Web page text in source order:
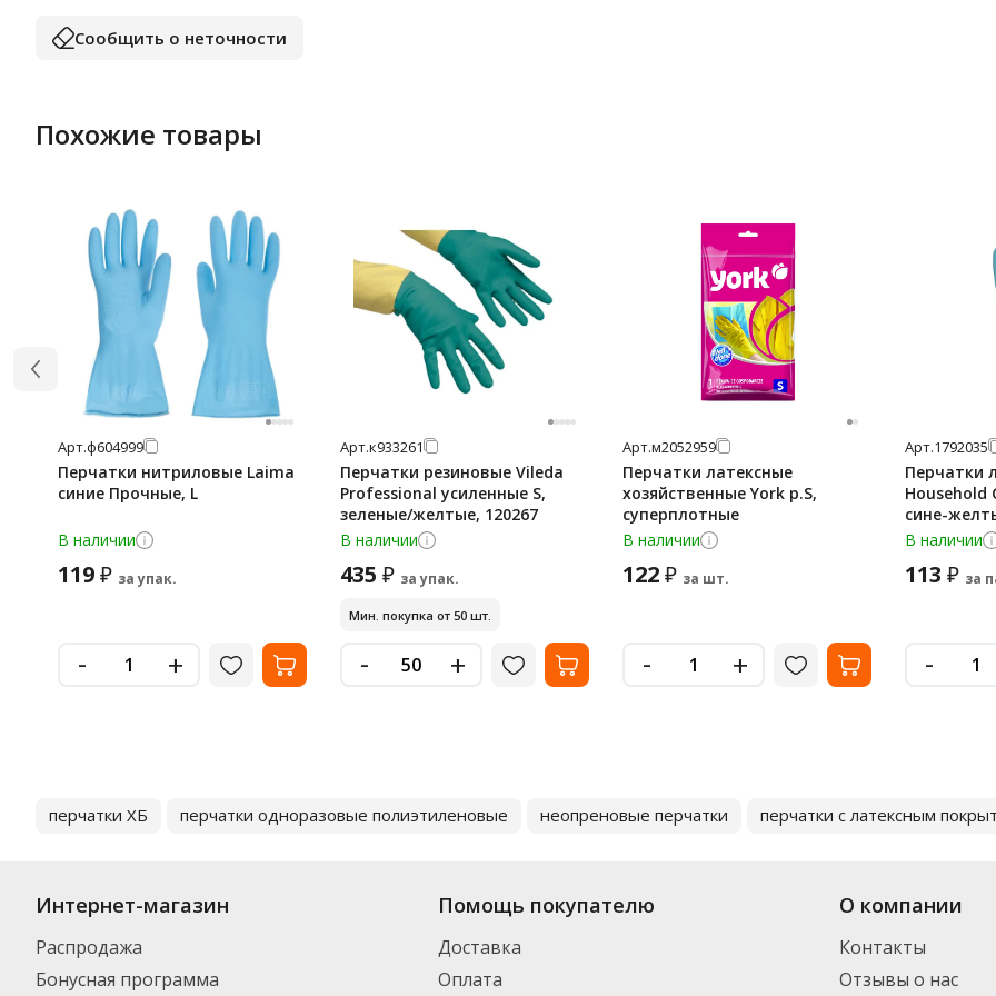
Сообщить о неточности
Похожие товары
Арт.ф604999
Перчатки нитриловые Laima
синие Прочные, L
В наличии
119₽ за упак.
- +
Арт.к933261
Перчатки резиновые Vileda
Professional усиленные S,
зеленые/желтые, 120267
В наличии
435 ₽ за упак.
Мин. покупка от 50 шт.
- +
Арт.м2052959
Перчатки латексные
хозяйственные York р.S,
суперплотные
В наличии
122₽ за шт.
- +
Арт.1792035
Перчатки
Household
сине-
В наличии
113 ₽ за
-
перчатки ХБ перчатки одноразовые полиэтиленовые неопреновые перчатки перчатки с латексным
Интернет-магазин
Распродажа
Бонусная программа
Помощь покупателю
Доставка
Оплата
О компании
Контакты
Отзывы о нас